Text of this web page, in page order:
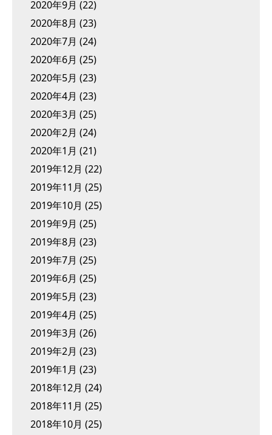
2020年9月 (22)
2020年8月 (23)
2020年7月 (24)
2020年6月 (25)
2020年5月 (23)
2020年4月 (23)
2020年3月 (25)
2020年2月 (24)
2020年1月 (21)
2019年12月 (22)
2019年11月 (25)
2019年10月 (25)
2019年9月 (25)
2019年8月 (23)
2019年7月 (25)
2019年6月 (25)
2019年5月 (23)
2019年4月 (25)
2019年3月 (26)
2019年2月 (23)
2019年1月 (23)
2018年12月 (24)
2018年11月 (25)
2018年10月 (25)